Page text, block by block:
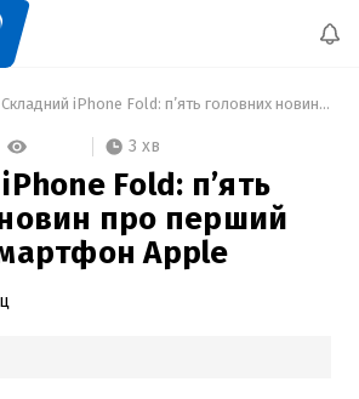
Складний iPhone Fold: п’ять головних новин про перший гнучкий смартфон Apple
3 хв
Fold: п’ять
про перший
Apple